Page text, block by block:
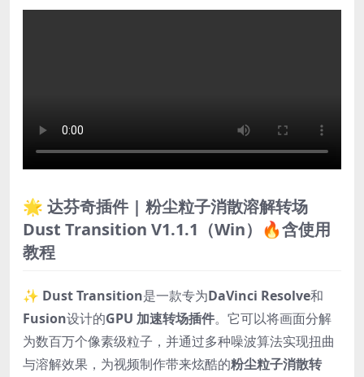
🌟 达芬奇插件 | 粉尘粒子消散溶解转场
Dust Transition V1.1.1（Win）🔥含使用
教程
✨ Dust Transition是一款专为DaVinci Resolve和
Fusion设计的GPU 加速转场插件。它可以将画面分解
为数百万个像素级粒子，并通过多种噪波算法实现扭曲
与溶解效果，为视频制作带来炫酷的粉尘粒子消散转